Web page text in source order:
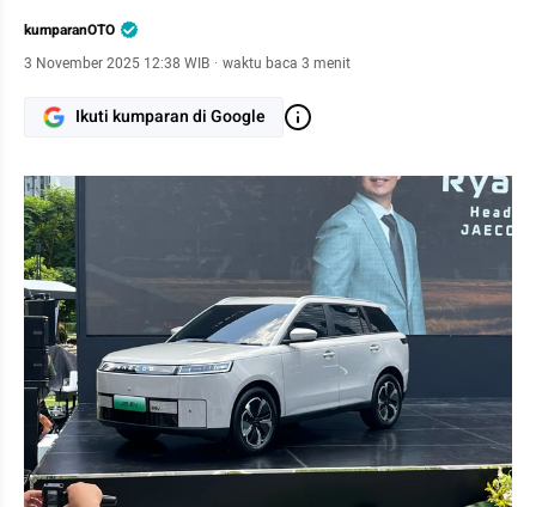
kumparanOTO
3 November 2025 12:38 WIB · waktu baca 3 menit
Ikuti kumparan di Google